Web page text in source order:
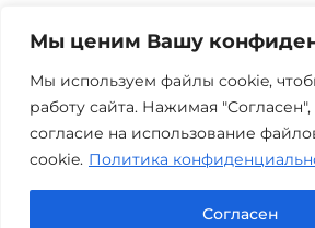
Мы ценим Вашу
Мы используем файлы cookie,
работу сайта. Нажимая
согласие на использование
cookie. Политика
Согласен
г. Тюмень, ул. 8 марта 2/11, 2 этаж
+7 (3452) 217-073
Часы работы: пн-пт 08:00-22:00
Задать вопрос в Max